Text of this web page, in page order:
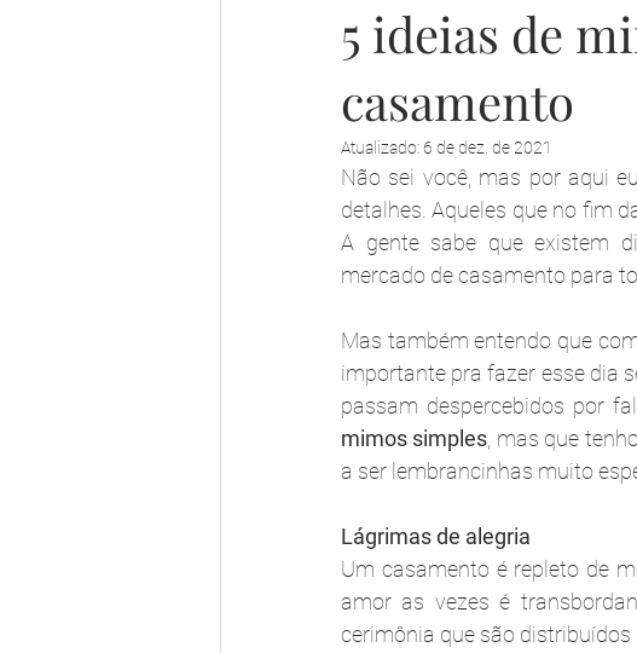
5 ideias de
casamento
Atualizado:6 de dez. de 2021
Não sei você, mas por aqui
detalhes. Aqueles que no fim
A gente sabe que existem
mercado de casamento para
Mas também entendo que
importante pra fazer esse dia
passam despercebidos por
mimos simples , mas que
a ser lembrancinhas muito
Lágrimas de alegria
Um casamento é repleto de
amor as vezes é
cerimônia que são distribuídos